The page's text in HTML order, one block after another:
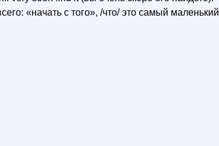
«начать с того», /что/ это самый маленький